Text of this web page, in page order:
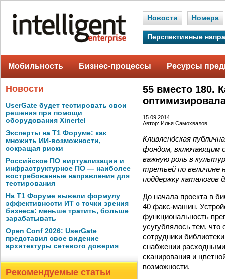
Новости Номера
Перспективные
Мобильность Бизнес-процессы Ресурсы
Новости
UserGate будет тестировать свои
решения при помощи
оборудования Xinertel
Эксперты на Т1 Форуме: как
множить ИИ-возможности,
сокращая риски
Российское ПО виртуализации и
инфраструктурное ПО — наиболее
востребованные направления для
тестирования
На Т1 Форуме вывели формулу
эффективности ИТ с точки зрения
бизнеса: меньше тратить, больше
зарабатывать
Open Conf 2026: UserGate
представил свое видение
архитектуры сетевого доверия
Рекомендуемые статьи
55 вместо 180.
15.09.2014
Автор: Илья Самохвалов
Кливлендская
фондом, включающим
важную роль в
третьей по величине
поддержку каталогов
До начала проекта в
40 факс-машин.
функциональность
усугублялось тем, что
сотрудники
снабжении
сканирования и
возможности.